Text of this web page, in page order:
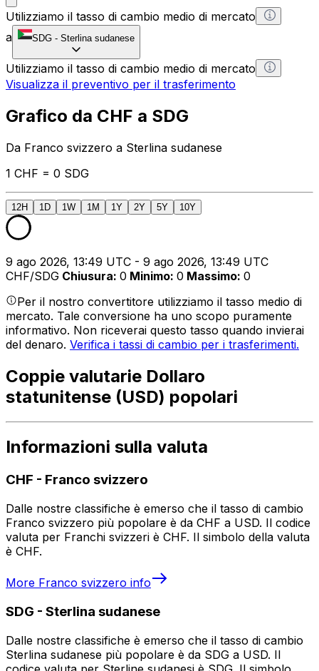
Utilizziamo il tasso di cambio medio di mercato
a
SDG - Sterlina sudanese
Utilizziamo il tasso di cambio medio di mercato
Visualizza il preventivo per il trasferimento
Grafico da CHF a SDG
Da Franco svizzero a Sterlina sudanese
1 CHF = 0 SDG
12H 1D 1W 1M 1Y 2Y 5Y 10Y
9 ago 2026, 13:49 UTC - 9 ago 2026, 13:49 UTC
CHF/SDG Chiusura: 0 Minimo: 0 Massimo: 0
Per il nostro convertitore utilizziamo il tasso medio di
mercato. Tale conversione ha uno scopo puramente
informativo. Non riceverai questo tasso quando invierai
del denaro. Verifica i tassi di cambio per i trasferimenti.
Coppie valutarie Dollaro
statunitense (USD) popolari
Informazioni sulla valuta
CHF - Franco svizzero
Dalle nostre classifiche è emerso che il tasso di cambio
Franco svizzero più popolare è da CHF a USD. Il codice
valuta per Franchi svizzeri è CHF. Il simbolo della valuta
è CHF.
More Franco svizzero info
SDG - Sterlina sudanese
Dalle nostre classifiche è emerso che il tasso di cambio
Sterlina sudanese più popolare è da SDG a USD. Il